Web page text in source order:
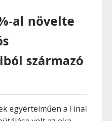
al növelte
származó
egyértelműen a Final